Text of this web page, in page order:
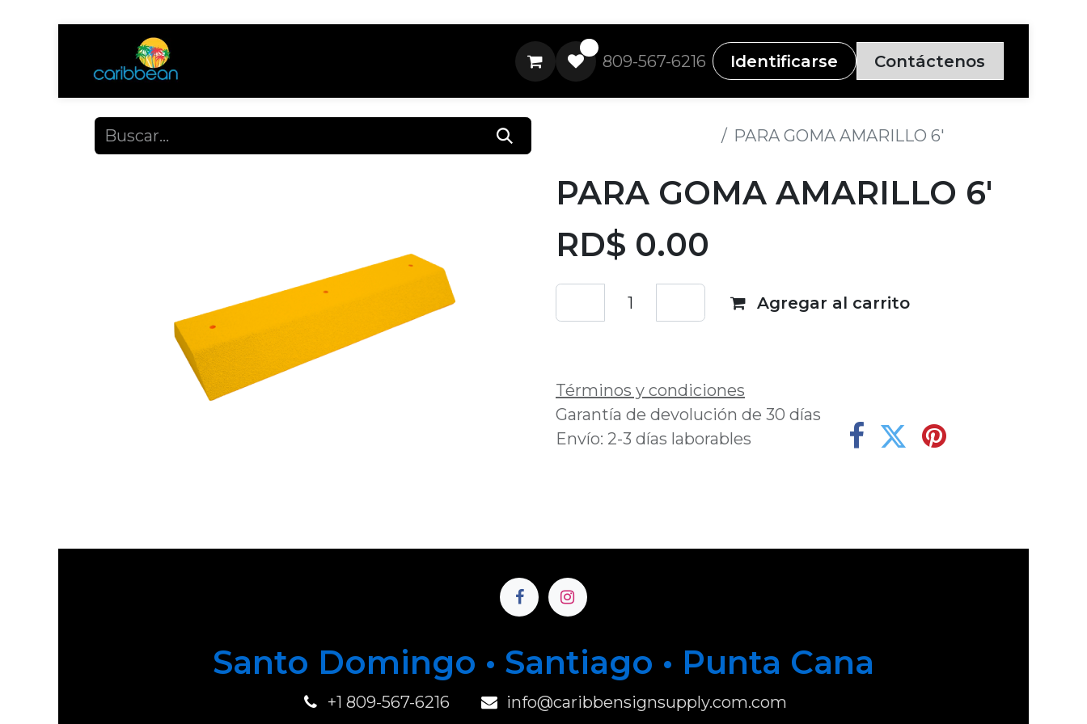
809-567-6216 Identificarse Contáctenos
PARA GOMA AMARILLO 6'
PARA GOMA AMARILLO 6'
RD$ 0.00
Agregar al carrito
Términos y condiciones
Garantía de devolución de 30 días
Envío: 2-3 días laborables
Santo Domingo • Santiago • Punta Cana
+1 809-567-6216 info@caribbensignsupply.com.com